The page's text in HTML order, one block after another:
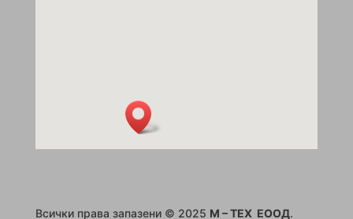
Всички права запазени © 2025 M – TEX ЕООД.